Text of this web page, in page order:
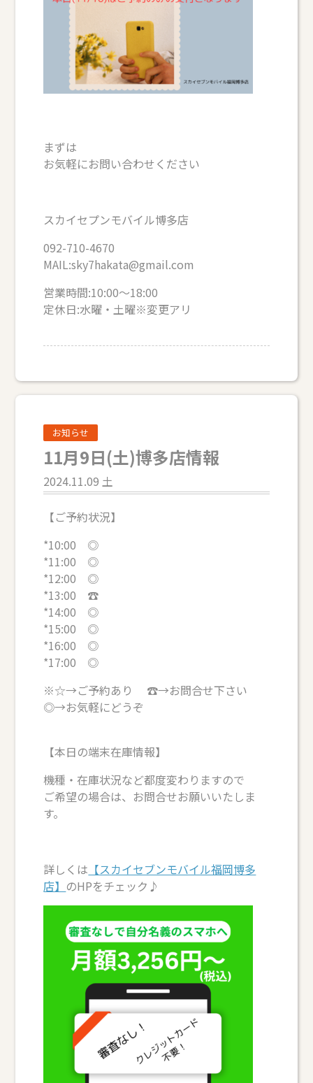
まずは
お気軽にお問い合わせください
スカイセプンモバイル博多店
092-710-4670
MAIL:sky7hakata@gmail.com
営業時間:10:00～18:00
定休日:水曜・土曜※変更アリ
お知らせ
11月9日(土)博多店情報
2024.11.09 土
【ご予約状況】
*10:00 ◎
*11:00 ◎
*12:00 ◎
*13:00 ☎
*14:00 ◎
*15:00 ◎
*16:00 ◎
*17:00 ◎
※☆→ご予約あり ☎→お問合せ下さい
◎→お気軽にどうぞ
【本日の端末在庫情報】
機種・在庫状況など都度変わりますので
ご希望の場合は、お問合せお願いいたしま
す。
詳しくは 【スカイセブンモバイル福岡博多
店】 のHPをチェック♪